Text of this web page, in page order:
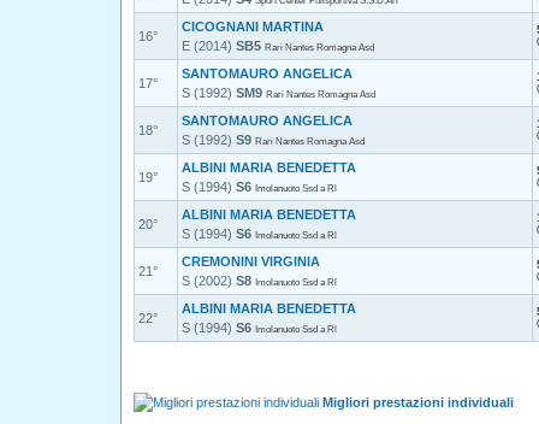
16°
CICOGNANI MARTINA
E (2014) SB5 Rari Nantes Romagna Asd
17°
SANTOMAURO ANGELICA
S (1992) SM9 Rari Nantes Romagna Asd
18°
SANTOMAURO ANGELICA
S (1992) S9 Rari Nantes Romagna Asd
19°
ALBINI MARIA BENEDETTA
S (1994) S6 Imolanuoto Ssd a Rl
20°
ALBINI MARIA BENEDETTA
S (1994) S6 Imolanuoto Ssd a Rl
21°
CREMONINI VIRGINIA
S (2002) S8 Imolanuoto Ssd a Rl
22°
ALBINI MARIA BENEDETTA
S (1994) S6 Imolanuoto Ssd a Rl
Migliori prestazioni individuali